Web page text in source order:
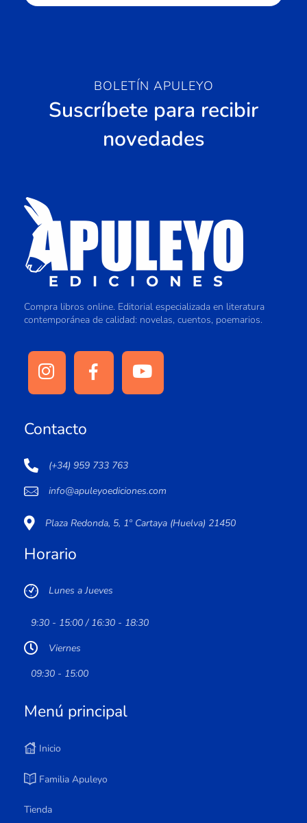
BOLETÍN APULEYO
Suscríbete para recibir
novedades
Compra libros online. Editorial especializada en literatura
contemporánea de calidad: novelas, cuentos, poemarios.
Contacto
(+34) 959 733 763
info@apuleyoediciones.com
Plaza Redonda, 5, 1º Cartaya (Huelva) 21450
Horario
Lunes a Jueves
9:30 - 15:00 / 16:30 - 18:30
Viernes
09:30 - 15:00
Menú principal
Inicio
Familia Apuleyo
Tienda